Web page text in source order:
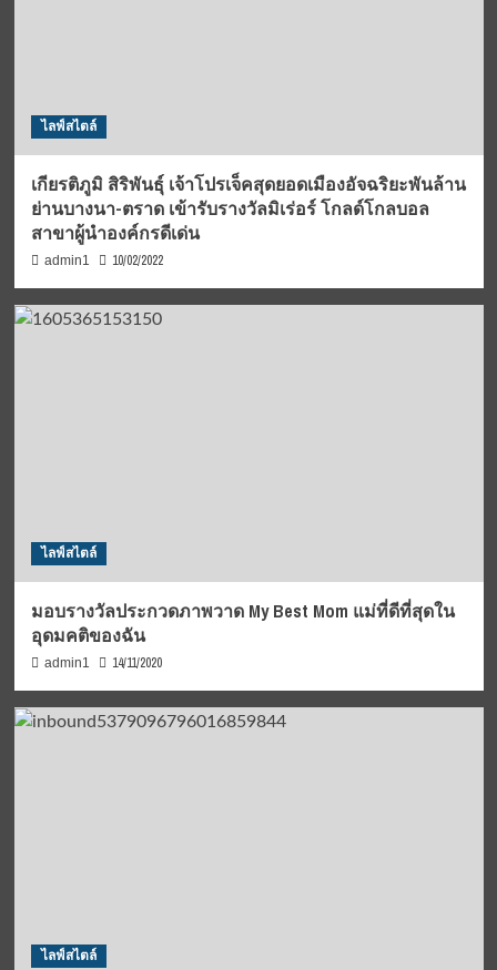
ไลฟ์สไตล์
เกียรติภูมิ สิริพันธุ์ เจ้าโปรเจ็คสุดยอดเมืองอัจฉริยะพันล้าน
ย่านบางนา-ตราด เข้ารับรางวัลมิเร่อร์ โกลด์โกลบอล
สาขาผู้นำองค์กรดีเด่น
admin1 10/02/2022
ไลฟ์สไตล์
มอบรางวัลประกวดภาพวาด My Best Mom แม่ที่ดีที่สุดใน
อุดมคติของฉัน
admin1 14/11/2020
ไลฟ์สไตล์